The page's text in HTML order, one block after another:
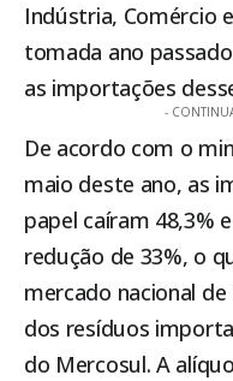
Indústria, Comércio
tomada ano
as importações
-
De acordo com o
maio deste ano, as
papel caíram 48,3%
redução de 33%, o
mercado nacional
dos resíduos
do Mercosul. A